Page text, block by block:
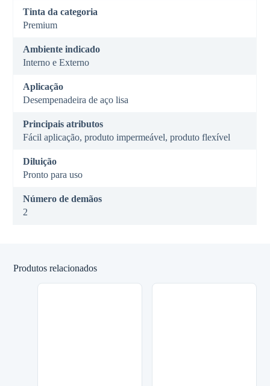
Tinta da categoria
Premium
Ambiente indicado
Interno e Externo
Aplicação
Desempenadeira de aço lisa
Principais atributos
Fácil aplicação, produto impermeável, produto flexível
Diluição
Pronto para uso
Número de demãos
2
Produtos relacionados